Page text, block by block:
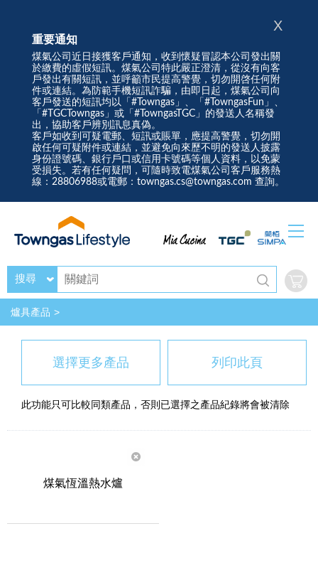
重要通知
煤氣公司近日接獲客戶通知，收到懷疑冒認本公司發出關
於繳費的虛假短訊。煤氣公司特此嚴正澄清，從沒有向客
戶發出有關短訊，並呼籲市民提高警覺，切勿開啓任何附
件或連結。為防範手機短訊詐騙，由即日起，煤氣公司向
客戶發送的短訊均以「#Towngas」、「#TowngasFun」、
「#TGCTowngas」或「#TowngasTGC」的發送人名稱發
出，協助客戶辨別訊息真偽。
客戶如收到可疑電郵、短訊或賬單，應提高警覺，切勿開
啟任何可疑附件或連結，並避免向來歷不明的發送人披露
身份證號碼、銀行戶口或信用卡號碼等個人資料，以免蒙
受損失。若有任何疑問，可隨時致電煤氣公司客戶服務熱
線：28806988或電郵：towngas.cs@towngas.com 查詢。
X
搜尋
爐具產品
選擇更多產品 列印此頁
此功能只可比較同類產品，否則已選擇之產品紀錄將會被清除
煤氣恆溫熱水爐